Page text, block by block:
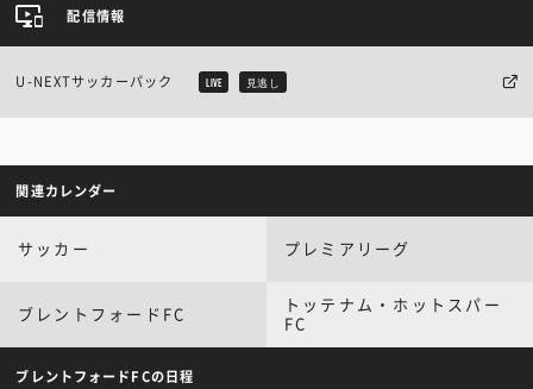
配信情報
U-NEXTサッカーパック LIVE 見逃し
関連カレンダー
サッカー プレミアリーグ
ブレントフォードFC
トッテナム・ホットスパー
FC
ブレントフォードFCの日程